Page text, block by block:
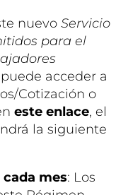
nuevoServicio
para el
acceder a
Cotización o
este enlace, el
la siguiente
mes: Los